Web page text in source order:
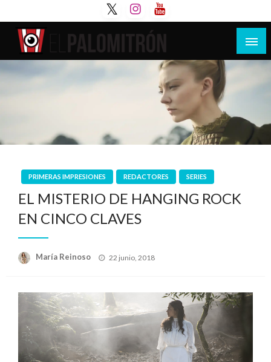
al
contenido
Tu espacio de la industria de cine española y
latinoamericana
PRIMERAS IMPRESIONES REDACTORES SERIES
EL MISTERIO DE HANGING ROCK
EN CINCO CLAVES
María Reinoso
Publicado
22 junio, 2018